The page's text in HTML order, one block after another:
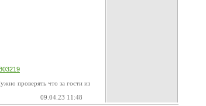
проверять что за гости из
09.04.23 11:48